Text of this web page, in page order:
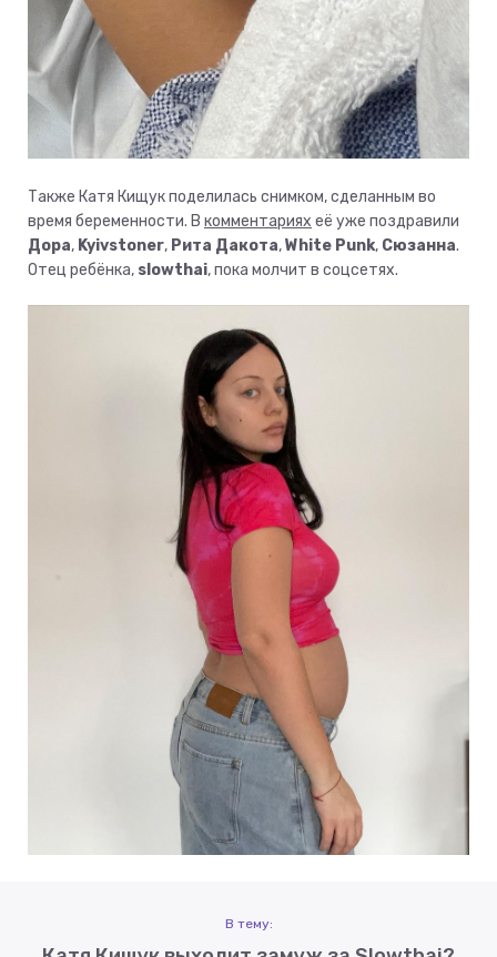
Также Катя Кищук поделилась снимком, сделанным во
время беременности. В комментариях её уже поздравили
Дора, Kyivstoner, Рита Дакота,White Punk, Сюзанна.
Отец ребёнка, slowthai, пока молчит в соцсетях.
В тему: